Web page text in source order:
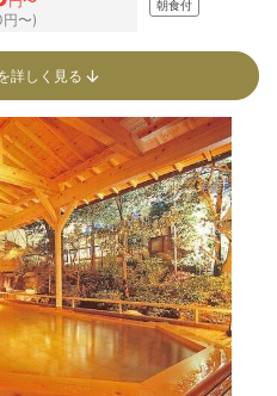
〜)
朝食付
詳しく見る